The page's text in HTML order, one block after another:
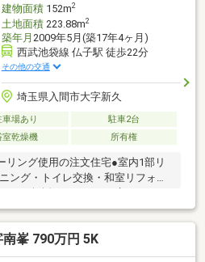
建物面積152m2
土地面積223.88m2
築年月 2009年5月(築17年4ヶ月)
西武池袋線 仏子駅 徒歩22分
その他の交通
埼玉県入間市大字新久
車場あり
駐車2台
室乾燥機 所有権
ング使用の注文住宅●室内1部リ
ング・トイレ交換・和室リフォー
ースペース2台●対面キッチン●リ
き●２階にセカンドリビングとし
ミリースペース有●シューズイン
フォメーション○●新久小学校：徒
峯 790万円 5K